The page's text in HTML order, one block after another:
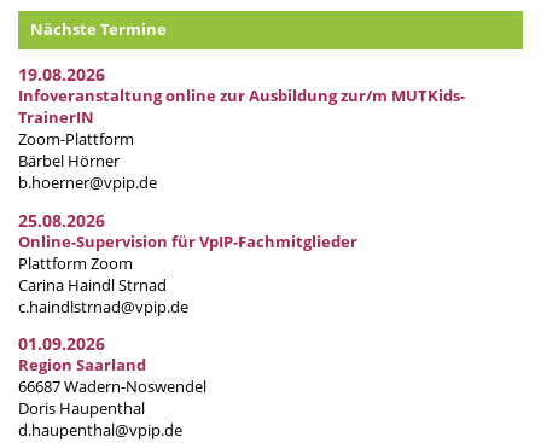
Nächste Termine
19.08.2026
Infoveranstaltung online zur Ausbildung zur/m MUTKids-
TrainerIN
Zoom-Plattform
Bärbel Hörner
b.hoerner@vpip.de
25.08.2026
Online-Supervision für VpIP-Fachmitglieder
Plattform Zoom
Carina Haindl Strnad
c.haindlstrnad@vpip.de
01.09.2026
Region Saarland
66687 Wadern-Noswendel
Doris Haupenthal
d.haupenthal@vpip.de